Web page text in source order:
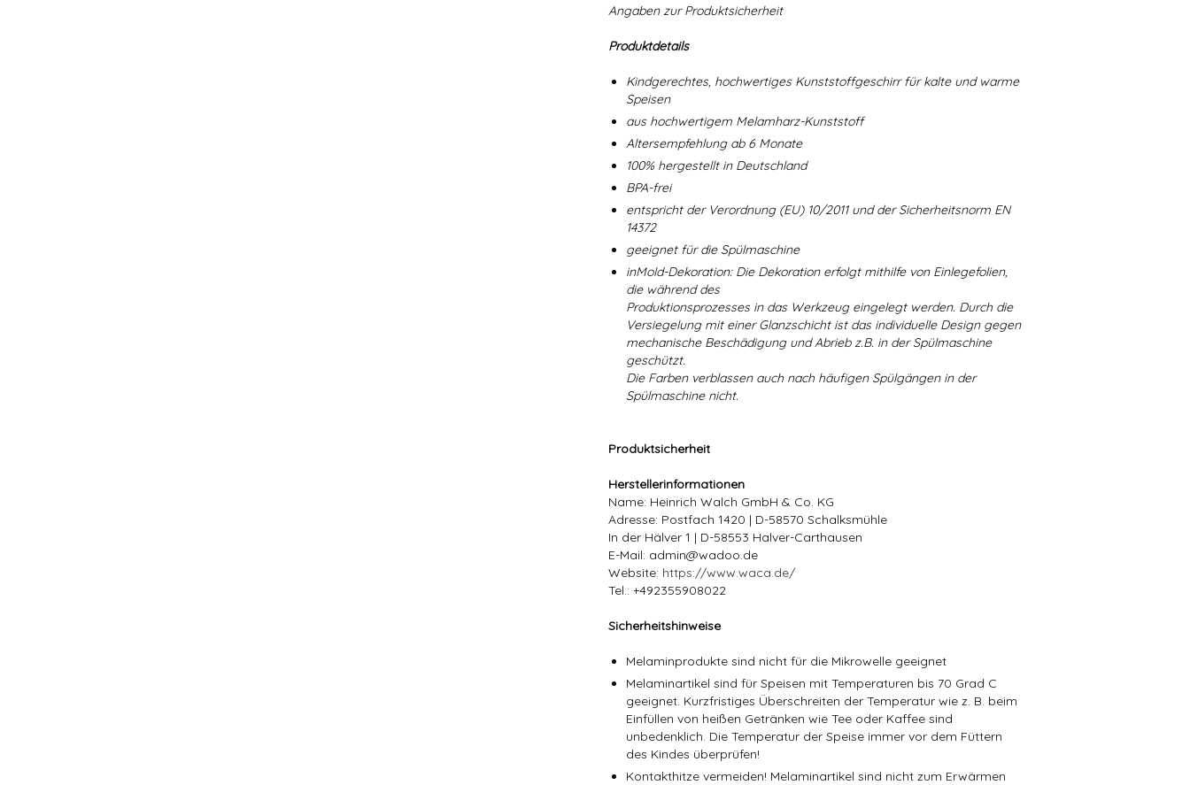
Angaben zur Produktsicherheit
Produktdetails
Kindgerechtes, hochwertiges Kunststoffgeschirr für kalte und warme
Speisen
aus hochwertigem Melamharz-Kunststoff
Altersempfehlung ab 6 Monate
100% hergestellt in Deutschland
BPA-frei
entspricht der Verordnung (EU) 10/2011 und der Sicherheitsnorm EN
14372
geeignet für die Spülmaschine
inMold-Dekoration: Die Dekoration erfolgt mithilfe von Einlegefolien,
die während des
Produktionsprozesses in das Werkzeug eingelegt werden. Durch die
Versiegelung mit einer Glanzschicht ist das individuelle Design gegen
mechanische Beschädigung und Abrieb z.B. in der Spülmaschine
geschützt.
Die Farben verblassen auch nach häufigen Spülgängen in der
Spülmaschine nicht.
Produktsicherheit
Herstellerinformationen
Name: Heinrich Walch GmbH & Co. KG
Adresse: Postfach 1420 | D-58570 Schalksmühle
In der Hälver 1 | D-58553 Halver-Carthausen
E-Mail: admin@wadoo.de
Website: https://www.waca.de/
Tel.: +492355908022
Sicherheitshinweise
Melaminprodukte sind nicht für die Mikrowelle geeignet
Melaminartikel sind für Speisen mit Temperaturen bis 70 Grad C
geeignet. Kurzfristiges Überschreiten der Temperatur wie z. B. beim
Einfüllen von heißen Getränken wie Tee oder Kaffee sind
unbedenklich. Die Temperatur der Speise immer vor dem Füttern
des Kindes überprüfen!
Kontakthitze vermeiden! Melaminartikel sind nicht zum Erwärmen